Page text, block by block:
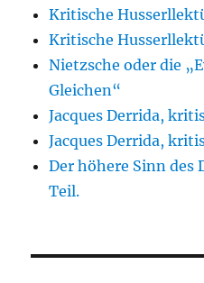
Kritische
Kritische
Nietzsche oder die
Gleichen“
Jacques Derrida,
Jacques Derrida,
Der höhere Sinn des
Teil.